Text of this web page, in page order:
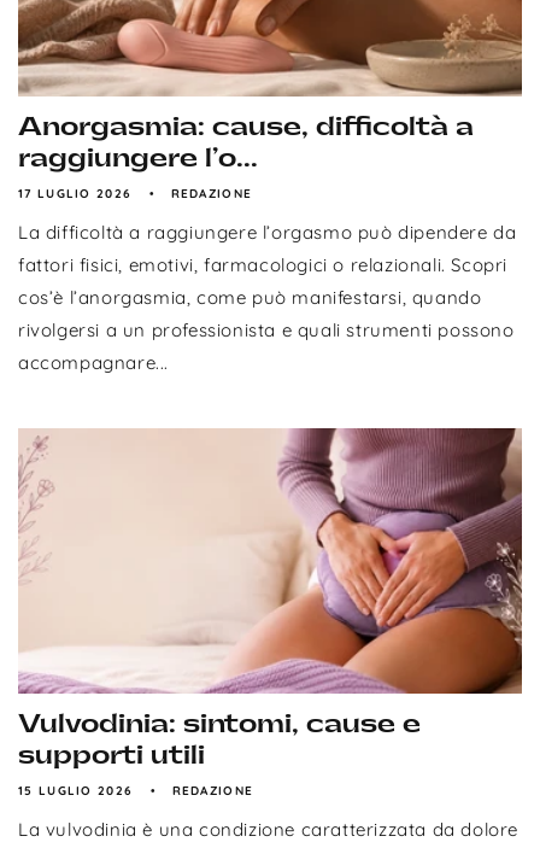
Anorgasmia: cause, difficoltà a
raggiungere l’o...
17 LUGLIO 2026 REDAZIONE
La difficoltà a raggiungere l’orgasmo può dipendere da
fattori fisici, emotivi, farmacologici o relazionali. Scopri
cos’è l’anorgasmia, come può manifestarsi, quando
rivolgersi a un professionista e quali strumenti possono
accompagnare...
Vulvodinia: sintomi, cause e
supporti utili
15 LUGLIO 2026 REDAZIONE
La vulvodinia è una condizione caratterizzata da dolore